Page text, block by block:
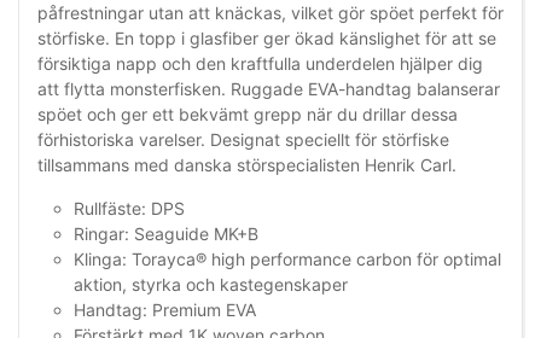
påfrestningar utan att knäckas, vilket gör spöet perfekt för
störfiske. En topp i glasfiber ger ökad känslighet för att se
försiktiga napp och den kraftfulla underdelen hjälper dig
att flytta monsterfisken. Ruggade EVA-handtag balanserar
spöet och ger ett bekvämt grepp när du drillar dessa
förhistoriska varelser. Designat speciellt för störfiske
tillsammans med danska störspecialisten Henrik Carl.
Rullfäste: DPS
Ringar: Seaguide MK+B
Klinga: Torayca® high performance carbon för optimal
aktion, styrka och kastegenskaper
Handtag: Premium EVA